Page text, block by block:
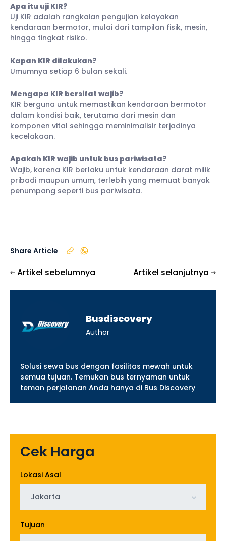
Apa itu uji KIR?
Uji KIR adalah rangkaian pengujian kelayakan
kendaraan bermotor, mulai dari tampilan fisik, mesin,
hingga tingkat risiko.
Kapan KIR dilakukan?
Umumnya setiap 6 bulan sekali.
Mengapa KIR bersifat wajib?
KIR berguna untuk memastikan kendaraan bermotor
dalam kondisi baik, terutama dari mesin dan
komponen vital sehingga meminimalisir terjadinya
kecelakaan.
Apakah KIR wajib untuk bus pariwisata?
Wajib, karena KIR berlaku untuk kendaraan darat milik
pribadi maupun umum, terlebih yang memuat banyak
penumpang seperti bus pariwisata.
Share Article
Artikel sebelumnya Artikel selanjutnya
Busdiscovery
Author
Solusi sewa bus dengan fasilitas mewah untuk
semua tujuan. Temukan bus ternyaman untuk
teman perjalanan Anda hanya di Bus Discovery
Cek Harga
Lokasi Asal
Jakarta
Tujuan